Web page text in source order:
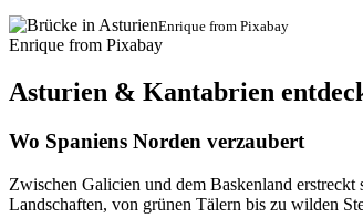
Enrique from Pixabay
Enrique from Pixabay
Asturien & Kantabrien
Wo Spaniens Norden verzaubert
Zwischen Galicien und dem Baskenland
Landschaften, von grünen Tälern bis zu wilden